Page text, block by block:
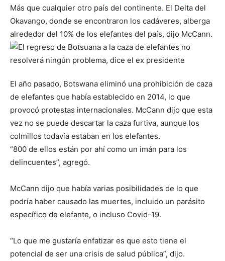
Más que cualquier otro país del continente. El Delta del
Okavango, donde se encontraron los cadáveres, alberga
alrededor del 10% de los elefantes del país, dijo McCann.
El año pasado, Botswana eliminó una prohibición de caza
de elefantes que había establecido en 2014, lo que
provocó protestas internacionales. McCann dijo que esta
vez no se puede descartar la caza furtiva, aunque los
colmillos todavía estaban en los elefantes.
“800 de ellos están por ahí como un imán para los
delincuentes”, agregó.
McCann dijo que había varias posibilidades de lo que
podría haber causado las muertes, incluido un parásito
específico de elefante, o incluso Covid-19.
“Lo que me gustaría enfatizar es que esto tiene el
potencial de ser una crisis de salud pública”, dijo.